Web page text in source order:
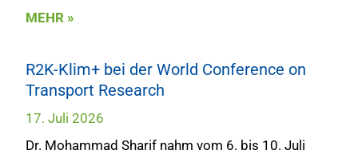
MEHR »
R2K-Klim+ bei der World Conference on
Transport Research
17. Juli 2026
Dr. Mohammad Sharif nahm vom 6. bis 10. Juli